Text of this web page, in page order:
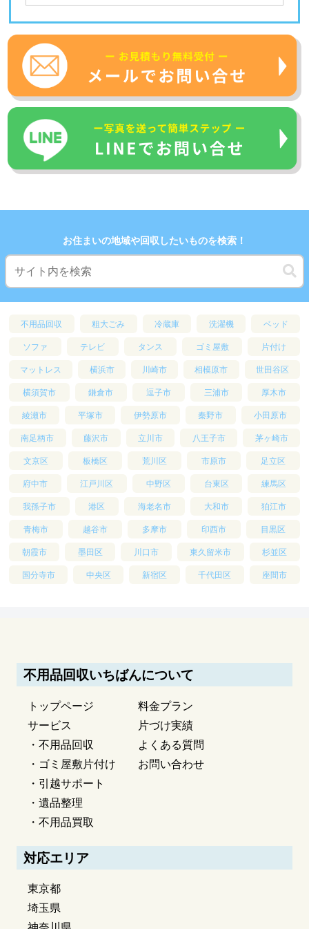
お住まいの地域や回収したいものを検索！
不用品回収 粗大ごみ 冷蔵庫 洗濯機 ベッド
ソファ テレビ タンス ゴミ屋敷 片付け
マットレス 横浜市 川崎市 相模原市 世田谷区
横須賀市 鎌倉市 逗子市 三浦市 厚木市
綾瀬市 平塚市 伊勢原市 秦野市 小田原市
南足柄市 藤沢市 立川市 八王子市 茅ヶ崎市
文京区 板橋区 荒川区 市原市 足立区
府中市 江戸川区 中野区 台東区 練馬区
我孫子市 港区 海老名市 大和市 狛江市
青梅市 越谷市 多摩市 印西市 目黒区
朝霞市 墨田区 川口市 東久留米市 杉並区
国分寺市 中央区 新宿区 千代田区 座間市
不用品回収いちばんについて
トップページ
サービス
・不用品回収
・ゴミ屋敷片付け
・引越サポート
・遺品整理
・不用品買取
料金プラン
片づけ実績
よくある質問
お問い合わせ
対応エリア
東京都
埼玉県